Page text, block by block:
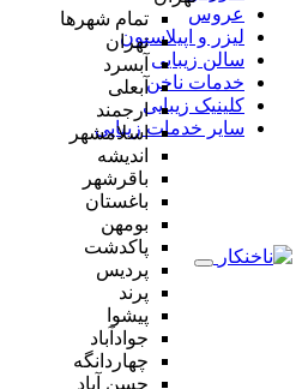
عروس
لیزر و اپیلاسیون
سالن زیبایی
خدمات ناخن
کلینیک زیبایی
سایر خدمات زیبایی
تمام شهر‌ها
تهران
آبسرد
آبعلی
ارجمند
اسلامشهر
اندیشه
باقرشهر
باغستان
بومهن
پاکدشت
پردیس
پرند
پیشوا
جوادآباد
چهاردانگه
حسن آباد